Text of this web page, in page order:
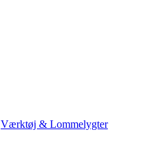
Værktøj & Lommelygter